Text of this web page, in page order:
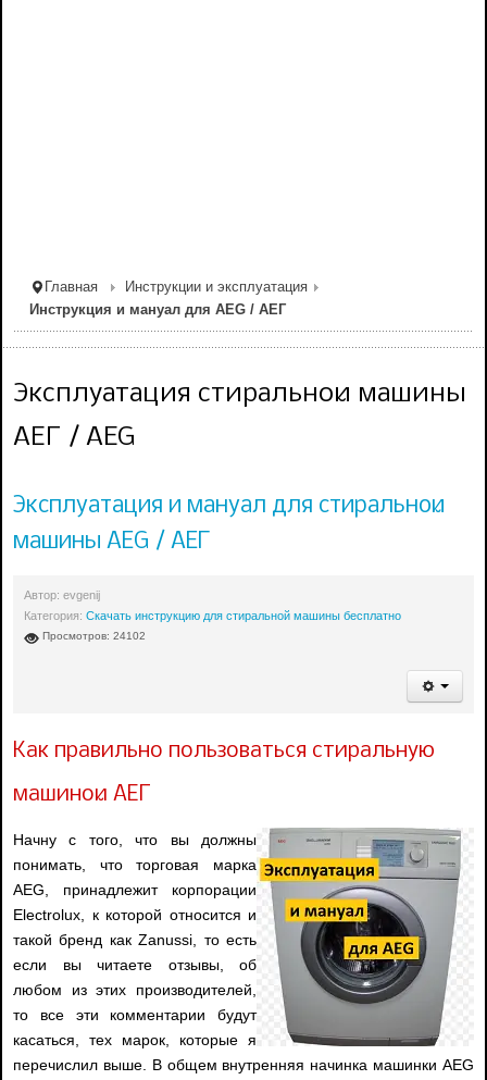
Главная
Инструкции и эксплуатация
Инструкция и мануал для AEG / АЕГ
Эксплуатация стиральной машины
АЕГ / AEG
Эксплуатация и мануал для стиральной
машины AEG / АЕГ
Автор: evgenij
Категория: Скачать инструкцию для стиральной машины бесплатно
Просмотров: 24102
Как правильно пользоваться стиральную
машиной АЕГ
Начну с того, что вы должны
понимать, что торговая марка
AEG, принадлежит корпорации
Electrolux, к которой относится и
такой бренд как Zanussi, то есть
если вы читаете отзывы, об
любом из этих производителей,
то все эти комментарии будут
касаться, тех марок, которые я
перечислил выше. В общем внутренняя начинка машинки AEG